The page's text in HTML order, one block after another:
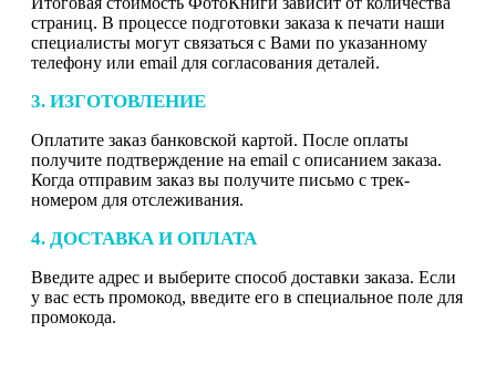
страниц. В процессе подготовки заказа к печати наши
специалисты могут связаться с Вами по указанному
телефону или email для согласования деталей.
3. ИЗГОТОВЛЕНИЕ
Оплатите заказ банковской картой. После оплаты
получите подтверждение на email с описанием заказа.
Когда отправим заказ вы получите письмо с трек-
номером для отслеживания.
4. ДОСТАВКА И ОПЛАТА
Введите адрес и выберите способ доставки заказа. Если
у вас есть промокод, введите его в специальное поле для
промокода.